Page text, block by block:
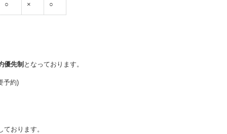
○ × ○
優先制 となっております。
予約)
おります。